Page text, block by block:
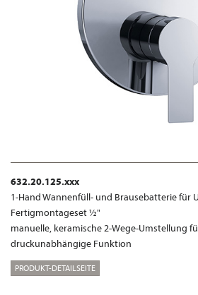
632.20.125.xxx
1-Hand Wannenfüll- und Brausebatterie für
Fertigmontageset ½"
manuelle, keramische 2-Wege-Umstellung
druckunabhängige Funktion
PRODUKT-DETAILSEITE